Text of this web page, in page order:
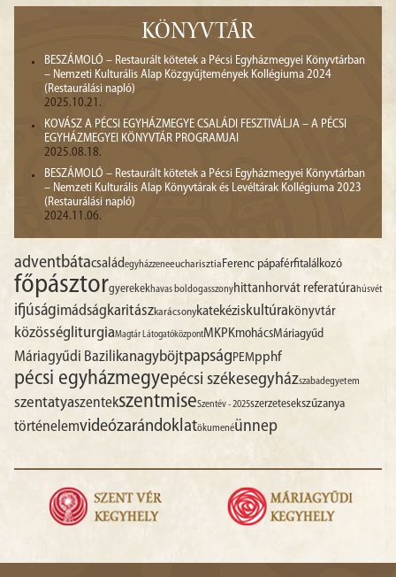
KÖNYVTÁR
BESZÁMOLÓ – Restaurált kötetek a Pécsi Egyházmegyei Könyvtárban
– Nemzeti Kulturális Alap Közgyűjtemények Kollégiuma 2024
(Restaurálási napló)
2025.10.21.
KOVÁSZ A PÉCSI EGYHÁZMEGYE CSALÁDI FESZTIVÁLJA – A PÉCSI
EGYHÁZMEGYEI KÖNYVTÁR PROGRAMJAI
2025.08.18.
BESZÁMOLÓ – Restaurált kötetek a Pécsi Egyházmegyei Könyvtárban
– Nemzeti Kulturális Alap Könyvtárak és Levéltárak Kollégiuma 2023
(Restaurálási napló)
2024.11.06.
adventbátacsaládegyházzeneeucharisztia Ferenc pápaférfitalálkozó
főpásztorgyerekekhavas boldogasszonyhittanhorvát referatúrahúsvét
ifjúságimádságkaritászkarácsonykatekéziskultúra könyvtár
közösség liturgiaMagtár LátogatóközpontMKPKmohácsMáriagyűd
Máriagyűdi BazilikanagyböjtpapságPEMpphf
pécsi egyházmegyepécsi székesegyházszabadegyetem
szentatyaszentekszentmiseSzentév - 2025szerzetesekszűzanya
történelemvideózarándoklatökumenéünnep